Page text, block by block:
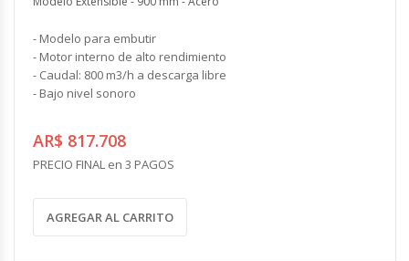
- Modelo para embutir
- Motor interno de alto rendimiento
- Caudal: 800 m3/h a descarga libre
- Bajo nivel sonoro
AR$ 817.708
PRECIO FINAL en 3 PAGOS
AGREGAR AL CARRITO